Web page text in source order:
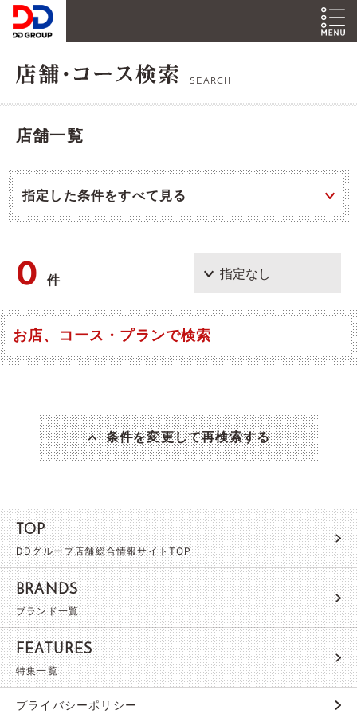
SEARCH
店舗一覧
指定した条件をすべて見る
0件
お店、コース・プランで検索
条件を変更して再検索する
TOP
DDグループ店舗総合情報サイトTOP
BRANDS
ブランド一覧
FEATURES
特集一覧
プライバシーポリシー